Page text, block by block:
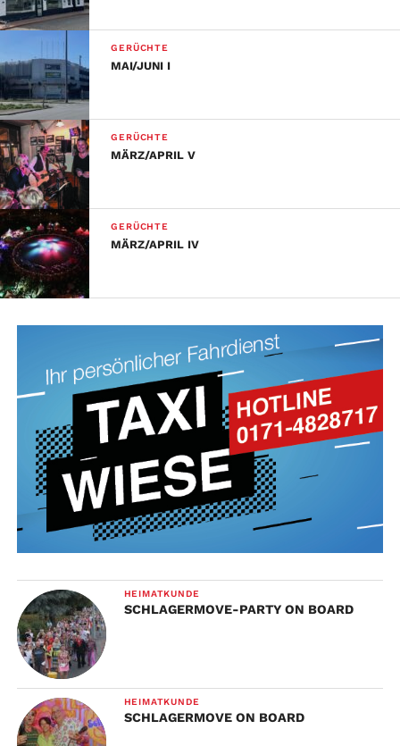
GERÜCHTE
MAI/JUNI I
GERÜCHTE
MÄRZ/APRIL V
GERÜCHTE
MÄRZ/APRIL IV
HEIMATKUNDE
SCHLAGERMOVE-PARTY ON BOARD
HEIMATKUNDE
SCHLAGERMOVE ON BOARD